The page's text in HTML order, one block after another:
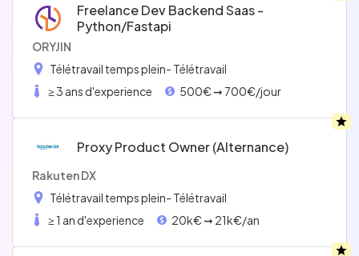
Freelance Dev Backend Saas -
Python/fastapi
ORYJIN
Télétravail temps plein- Télétravail
≥ 3 ans d'experience
500€ ➞ 700€/jour
Proxy Product Owner (alternance)
Rakuten DX
Télétravail temps plein- Télétravail
≥ 1 an d'experience
20k€ ➞ 21k€/an